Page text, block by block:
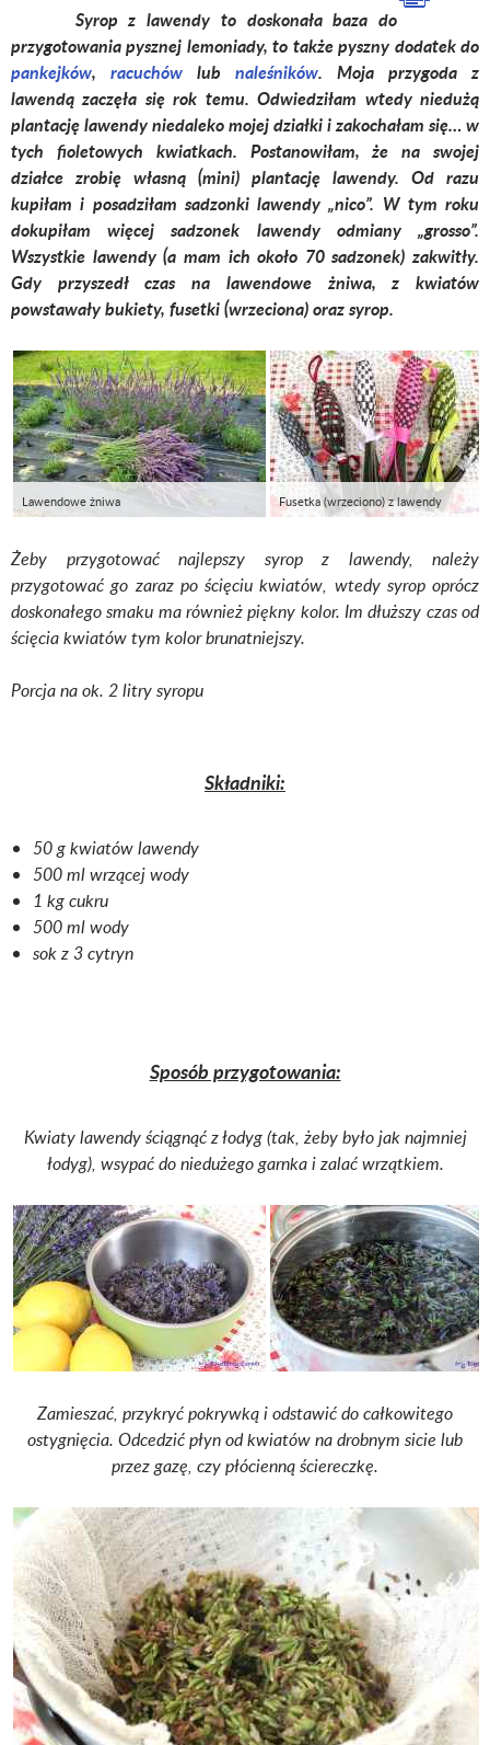
Syrop z lawendy to doskonała baza do
przygotowania pysznej lemoniady, to także pyszny dodatek do
pankejków, racuchów lub naleśników. Moja przygoda z
lawendą zaczęła się rok temu. Odwiedziłam wtedy niedużą
plantację lawendy niedaleko mojej działki i zakochałam się… w
tych fioletowych kwiatkach. Postanowiłam, że na swojej
działce zrobię własną (mini) plantację lawendy. Od razu
kupiłam i posadziłam sadzonki lawendy „nico”. W tym roku
dokupiłam więcej sadzonek lawendy odmiany „grosso”.
Wszystkie lawendy (a mam ich około 70 sadzonek) zakwitły.
Gdy przyszedł czas na lawendowe żniwa, z kwiatów
powstawały bukiety, fusetki (wrzeciona) oraz syrop.
Lawendowe żniwa Fusetka (wrzeciono) z lawendy
Żeby przygotować najlepszy syrop z lawendy, należy
przygotować go zaraz po ścięciu kwiatów, wtedy syrop oprócz
doskonałego smaku ma również piękny kolor. Im dłuższy czas od
ścięcia kwiatów tym kolor brunatniejszy.
Porcja na ok. 2 litry syropu
Składniki:
50 g kwiatów lawendy
500 ml wrzącej wody
1 kg cukru
500 ml wody
sok z 3 cytryn
Sposób przygotowania:
Kwiaty lawendy ściągnąć z łodyg (tak, żeby było jak najmniej
łodyg), wsypać do niedużego garnka i zalać wrzątkiem.
Zamieszać, przykryć pokrywką i odstawić do całkowitego
ostygnięcia. Odcedzić płyn od kwiatów na drobnym sicie lub
przez gazę, czy płócienną ściereczkę.